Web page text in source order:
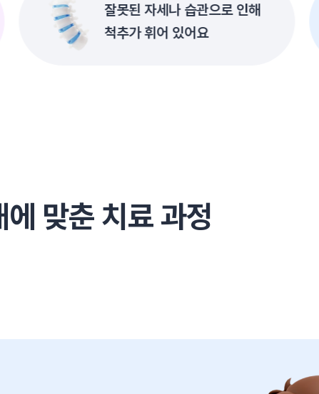
잘못된 자세나 습관으로 인해
척추가 휘어 있어요
맞춘 치료 과정